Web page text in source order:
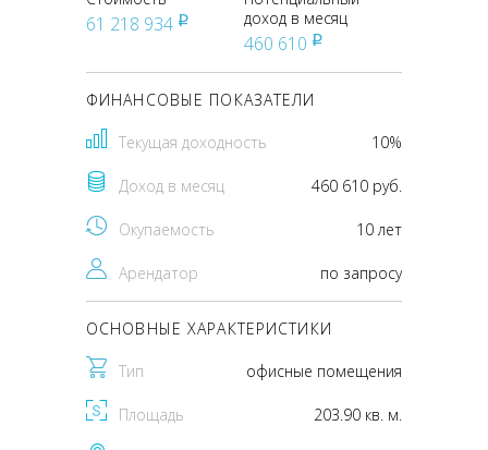
61 218 934 pуб
доход в месяц
460 610 pуб
ФИНАНСОВЫЕ ПОКАЗАТЕЛИ
Текущая доходность 10%
Доход в месяц 460 610 руб.
Окупаемость 10 лет
Арендатор по запросу
ОСНОВНЫЕ ХАРАКТЕРИСТИКИ
Тип офисные помещения
Площадь 203.90 кв. м.